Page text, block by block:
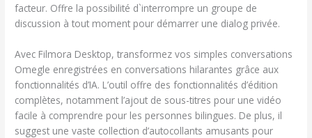
facteur. Offre la possibilité d`interrompre un groupe de
discussion à tout moment pour démarrer une dialog privée.
Avec Filmora Desktop, transformez vos simples conversations
Omegle enregistrées en conversations hilarantes grâce aux
fonctionnalités d’IA. L’outil offre des fonctionnalités d’édition
complètes, notamment l’ajout de sous-titres pour une vidéo
facile à comprendre pour les personnes bilingues. De plus, il
suggest une vaste collection d’autocollants amusants pour